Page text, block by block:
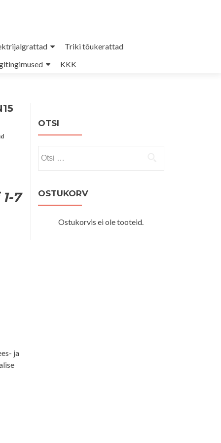
Triki tõukerattad
KKK
7
ja
OTSI
OSTUKORV
Ostukorvis ei ole tooteid.